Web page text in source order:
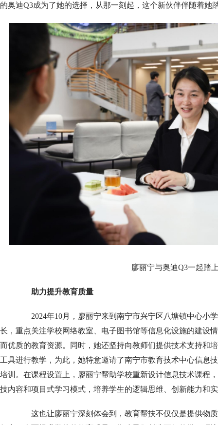
的奥迪Q3成为了她的选择，从那一刻起，这个新伙伴伴随着她
廖丽宁与奥迪Q3一起踏
助力提升教育质量
2024年10月，廖丽宁来到南宁市兴宁区八塘镇中心小
长，重点关注学校网络教室、电子图书馆等信息化设施的建设
而优质的教育资源。同时，她还坚持向教师们提供技术支持和
工具进行教学，为此，她特意邀请了南宁市教育技术中心信息
培训。在课程设置上，廖丽宁帮助学校重新设计信息技术课程
技内容和项目式学习模式，培养学生的逻辑思维、创新能力和
这也让廖丽宁深刻体会到，教育帮扶不仅仅是提供物质